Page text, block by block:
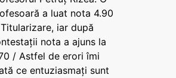
a luat nota 4.90
iar după
nota a ajuns la
/ Astfel de erori îmi
ce entuziasmați sunt